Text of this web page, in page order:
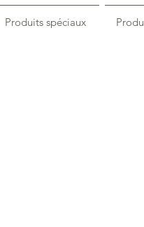
Produits spéciaux